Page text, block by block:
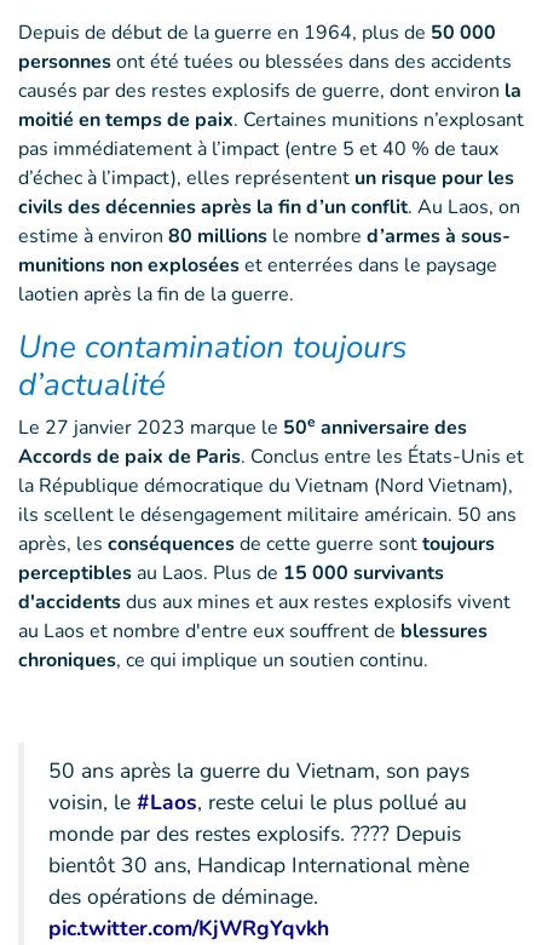
Depuis de début de la guerre en 1964, plus de 50 000
personnesont été tuées ou blessées dans des accidents
causés par des restes explosifs de guerre, dont environ la
moitié en temps de paix. Certaines munitions n’explosant
pas immédiatement à l’impact (entre 5 et 40 % de taux
d’échec à l’impact), elles représentent un risque pour les
civils des décennies après la fin d’un conflit. Au Laos, on
estime à environ 80 millions le nombre d’armes à sous-
munitions non exploséeset enterrées dans le paysage
laotien après la fin de la guerre.
Une contamination toujours
d’actualité
Le 27 janvier 2023 marque le 50e anniversaire des
Accords de paix de Paris. Conclus entre les États-Unis et
la République démocratique du Vietnam (Nord Vietnam),
ils scellent le désengagement militaire américain. 50 ans
après, les conséquencesde cette guerre sonttoujours
perceptiblesau Laos. Plus de 15 000 survivants
d'accidentsdus aux mines et aux restes explosifs vivent
au Laos et nombre d'entre eux souffrent de blessures
chroniques, ce qui implique un soutien continu.
50 ans après la guerre du Vietnam, son pays
voisin, le #Laos, reste celui le plus pollué au
monde par des restes explosifs. ???? Depuis
bientôt 30 ans, Handicap International mène
des opérations de déminage.
pic.twitter.com/KjWRgYqvkh